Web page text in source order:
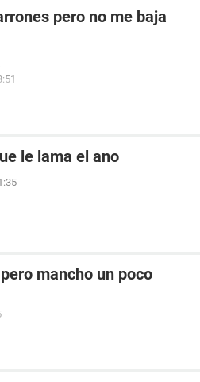
pero no me baja
le lama el ano
mancho un poco